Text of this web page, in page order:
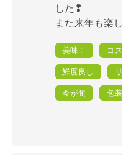
した❢
また来年も楽
美味！ コ
鮮度良し
今が旬 包